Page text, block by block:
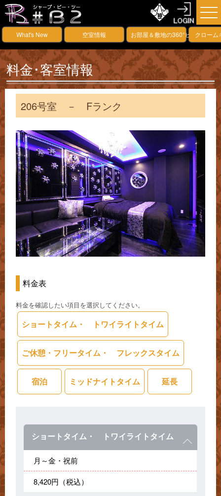
What's New 空室情報 お部屋＆敷地の360°ビュークローム
料金･客室情報
206号室 － Fランク
料金表
料金を確認したい項目を選択してください。
ショートタイム・ トワイライトタイム
ご休憩・フリータイム・ フレックスタイム
宿泊 ミッドナイトタイム 延長
ショートタイム・ トワイライトタイム
月～金・祝前
8,420円（税込）